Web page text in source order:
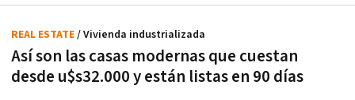
Así son las casas modernas que cuestan
desde u$s32.000 y están listas en 90 días
REAL ESTATE/ Vivienda industrializada